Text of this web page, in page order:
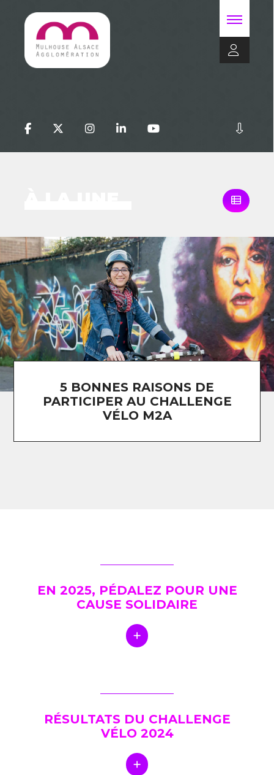
5 BONNES RAISONS DE
PARTICIPER AU CHALLENGE
VÉLO M2A
EN 2025, PÉDALEZ POUR UNE
CAUSE SOLIDAIRE
RÉSULTATS DU CHALLENGE
VÉLO 2024